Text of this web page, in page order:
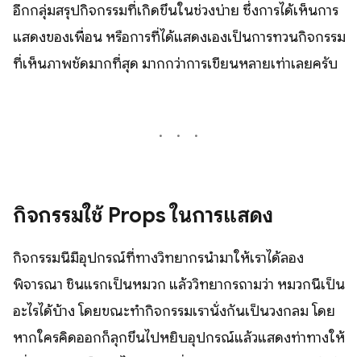
อีกกลุ่มสรุปกิจกรรมที่เกิดขึ้นในช่วงบ่าย ซึ่งการได้เห็นการ
แสดงของเพื่อน หรือการที่ได้แสดงเองเป็นการทวนกิจกรรม
ที่เห็นภาพชัดมากที่สุด มากกว่าการเขียนหลายเท่าเลยครับ
กิจกรรมใช้ Props ในการแสดง
กิจกรรมนี้มีอุปกรณ์ที่ทางวิทยากรนำมาให้เราได้ลอง
พิจารณา ชิ้นแรกเป็นหมวก แล้ววิทยากรถามว่า หมวกนี้เป็น
อะไรได้บ้าง โดยขณะทำกิจกรรมเรานั่งกันเป็นวงกลม โดย
หากใครคิดออกก็ลุกขึ้นไปหยิบอุปกรณ์แล้วแสดงท่าทางให้